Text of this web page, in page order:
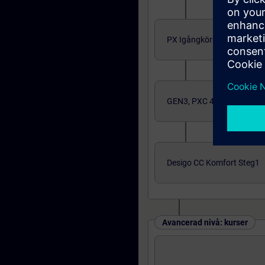
PX Igångkörning/
GEN3, PXC 4,5 och 7
Desigo CC Komfort Steg1
Avancerad nivå: kurser